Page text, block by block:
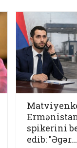
spikerini
edib: